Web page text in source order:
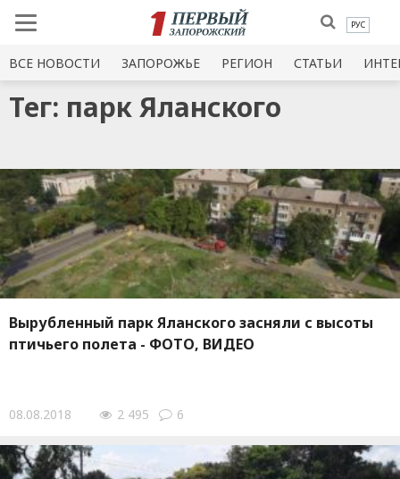
РУС
ВСЕ НОВОСТИ ЗАПОРОЖЬЕ РЕГИОН СТАТЬИ
Тег: парк Яланского
Вырубленный парк Яланского засняли с высоты
птичьего полета - ФОТО, ВИДЕО
08.08.2018 2 495 6